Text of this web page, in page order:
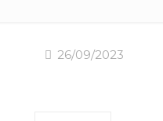
26/09/2023